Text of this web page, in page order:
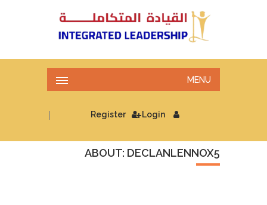
MENU
Login
| Register
ABOUT: DECLANLENNOX5